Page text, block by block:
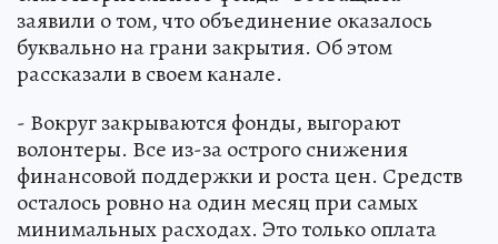
заявили о том, что объединение оказалось
буквально на грани закрытия. Об этом
рассказали в своем канале.
- Вокруг закрываются фонды, выгорают
волонтеры. Все из-за острого снижения
финансовой поддержки и роста цен. Средств
осталось ровно на один месяц при самых
минимальных расходах. Это только оплата